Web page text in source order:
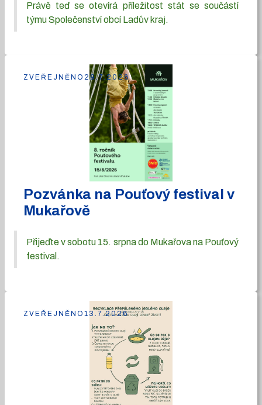
Právě teď se otevírá příležitost stát se součástí
týmu Společenství obcí Ladův kraj.
Pozvánka na Pouťový festival v
Mukařově
Přijeďte v sobotu 15. srpna do Mukařova na Pouťový
festival.
ZVEŘEJNĚNO 29.7.2026
ZVEŘEJNĚNO 13.7.2026